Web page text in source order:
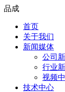
品成
首页
关于我们
新闻媒体
公司
行业
视频
技术中心